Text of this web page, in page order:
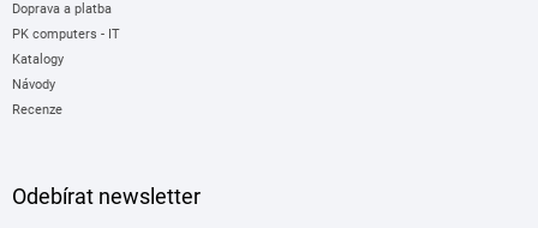
Doprava a platba
PK computers - IT
Katalogy
Návody
Recenze
Odebírat newsletter